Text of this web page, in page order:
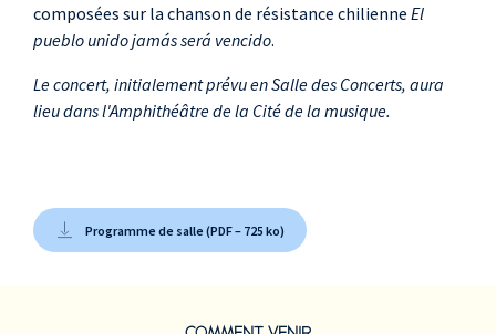
composées sur la chanson de résistance chilienne El
pueblo unido jamás será vencido.
Le concert, initialement prévu en Salle des Concerts, aura
lieu dans l'Amphithéâtre de la Cité de la musique.
Programme de salle (PDF – 725 ko)